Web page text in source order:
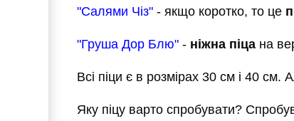
"Салями Чіз" - якщо коротко, то це
"Груша Дор Блю" - ніжна піца на
Всі піци є в розмірах 30 см і 40
Яку піцу варто спробувати?